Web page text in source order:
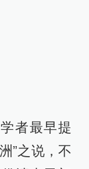
者最早提
”之说，不